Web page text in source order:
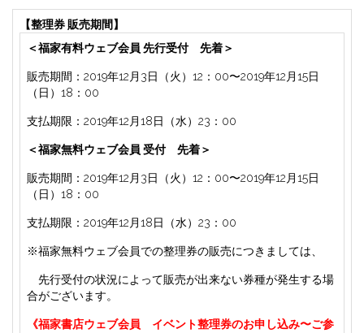
【整理券 販売期間】
＜福家有料ウェブ会員 先行受付 先着＞
販売期間：2019年12月3日（火）12：00〜2019年12月15日
（日）18：00
支払期限：2019年12月18日（水）23：00
＜福家無料ウェブ会員 受付 先着＞
販売期間：2019年12月3日（火）12：00〜2019年12月15日
（日）18：00
支払期限：2019年12月18日（水）23：00
※福家無料ウェブ会員での整理券の販売につきましては、
先行受付の状況によって販売が出来ない券種が発生する場
合がございます。
《福家書店ウェブ会員 イベント整理券のお申し込み〜ご参